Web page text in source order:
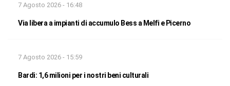
7 Agosto 2026 - 16:48
Via libera a impianti di accumulo Bess a Melfi e Picerno
7 Agosto 2026 - 15:59
Bardi: 1,6 milioni per i nostri beni culturali